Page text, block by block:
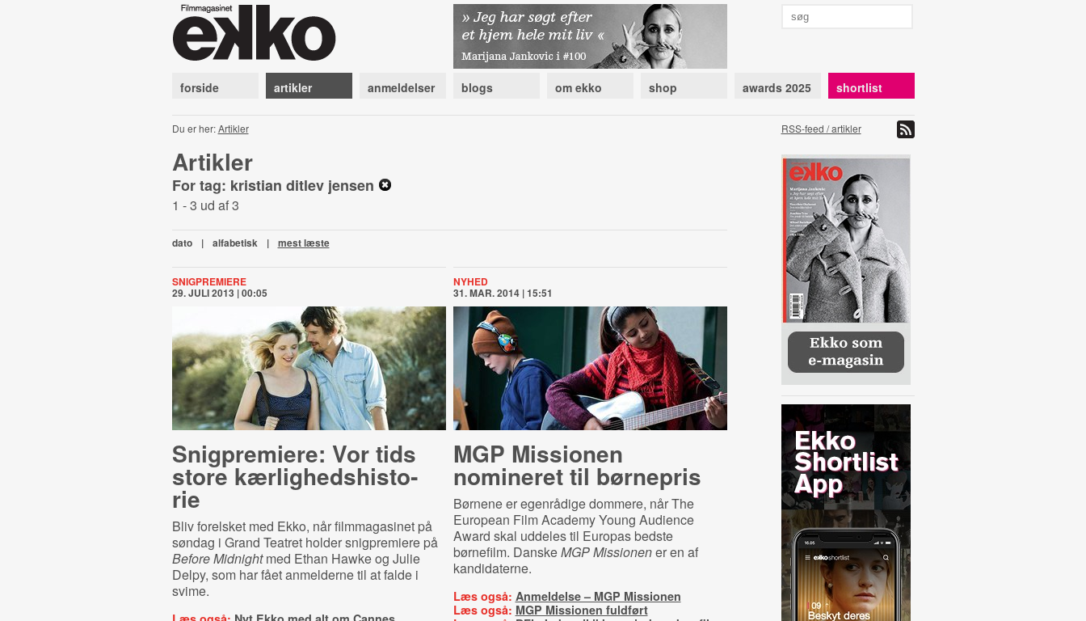
forside artikler anmeldelser blogs om ekko shop awards 2025 shortlist
Du er her:Artikler RSS-feed / artikler
Artikler
For tag: kristian ditlev jensen
1 - 3 ud af 3
dato | alfabetisk | mest læste
SNIGPREMIERE
29. JULI 2013 | 00:05
Snigpremiere: Vor tids
store kær­lig­heds­hi­sto­
rie
Bliv forelsket med Ekko, når filmmagasinet på
søndag i Grand Teatret holder snigpremiere på
Before Midnightmed Ethan Hawke og Julie
Delpy, som har fået anmelderne til at falde i
svime.
NYHED
31. MAR. 2014 | 15:51
MGP Missionen
nomineret til børnepris
Børnene er egenrådige dommere, når The
European Film Academy Young Audience
Award skal uddeles til Europas bedste
børnefilm. DanskeMGP Missionener en af
kandidaterne.
Læs også: Anmeldelse – MGP Missionen
Læs også: MGP Missionen fuldført